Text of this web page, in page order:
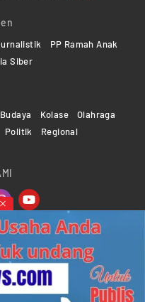
PP Ramah Anak
Siber
Budaya Kolase
Olahraga
Politik Regional
| All rights
byKMGNetwork